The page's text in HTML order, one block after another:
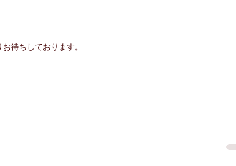
待ちしております。